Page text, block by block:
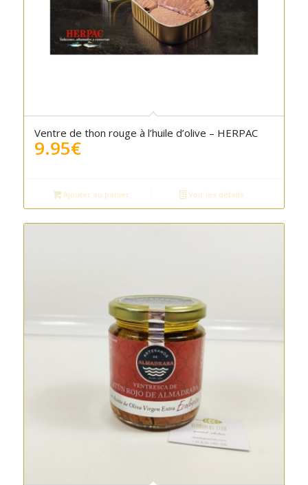
Ventre de thon rouge à l’huile d’olive – HERPAC
9.95€
Ajouter au panier Voir les détails